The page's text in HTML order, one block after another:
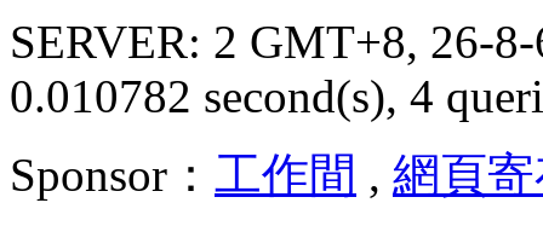
SERVER: 2 GMT+8, 26-
0.010782 second(s), 4
Sponsor： 工作間 , 網頁